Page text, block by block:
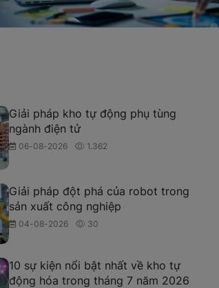
Giải pháp kho tự động phụ tùng
ngành điện tử
06-08-2026 1.362
Giải pháp đột phá của robot trong
sản xuất công nghiệp
04-08-2026 30
10 sự kiện nổi bật nhất về kho tự
động hóa trong tháng 7 năm 2026